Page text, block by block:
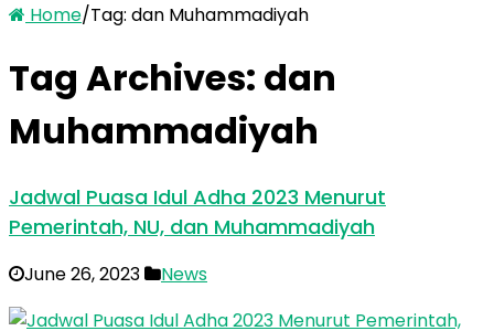
Home/Tag: dan Muhammadiyah
Tag Archives: dan
Muhammadiyah
Jadwal Puasa Idul Adha 2023 Menurut
Pemerintah, NU, dan Muhammadiyah
June 26, 2023 News